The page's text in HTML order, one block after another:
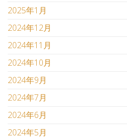
2025年1月
2024年12月
2024年11月
2024年10月
2024年9月
2024年7月
2024年6月
2024年5月